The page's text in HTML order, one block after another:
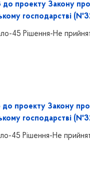
до проекту Закону
господарстві
45 Рішення-Не
до проекту Закону
господарстві
45 Рішення-Не